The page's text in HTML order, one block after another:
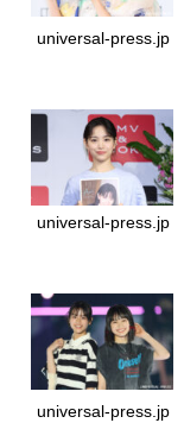
universal-press.jp
universal-press.jp
universal-press.jp